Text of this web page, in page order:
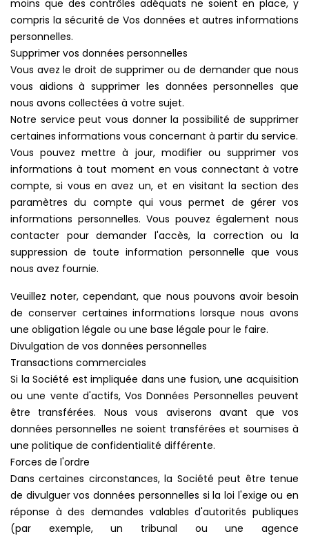
moins que des contrôles adéquats ne soient en place, y
compris la sécurité de Vos données et autres informations
personnelles.
Supprimer vos données personnelles
Vous avez le droit de supprimer ou de demander que nous
vous aidions à supprimer les données personnelles que
nous avons collectées à votre sujet.
Notre service peut vous donner la possibilité de supprimer
certaines informations vous concernant à partir du service.
Vous pouvez mettre à jour, modifier ou supprimer vos
informations à tout moment en vous connectant à votre
compte, si vous en avez un, et en visitant la section des
paramètres du compte qui vous permet de gérer vos
informations personnelles. Vous pouvez également nous
contacter pour demander l'accès, la correction ou la
suppression de toute information personnelle que vous
nous avez fournie.
Veuillez noter, cependant, que nous pouvons avoir besoin
de conserver certaines informations lorsque nous avons
une obligation légale ou une base légale pour le faire.
Divulgation de vos données personnelles
Transactions commerciales
Si la Société est impliquée dans une fusion, une acquisition
ou une vente d'actifs, Vos Données Personnelles peuvent
être transférées. Nous vous aviserons avant que vos
données personnelles ne soient transférées et soumises à
une politique de confidentialité différente.
Forces de l'ordre
Dans certaines circonstances, la Société peut être tenue
de divulguer vos données personnelles si la loi l'exige ou en
réponse à des demandes valables d'autorités publiques
(par exemple, un tribunal ou une agence